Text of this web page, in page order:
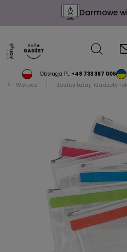
Darmowe
Obsługa PL +48 733 367 006
Wstecz Jesteś tutaj: Gadżety